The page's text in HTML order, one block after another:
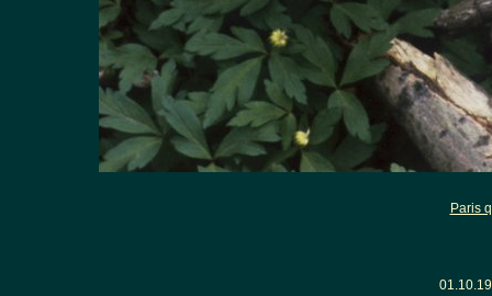
Paris